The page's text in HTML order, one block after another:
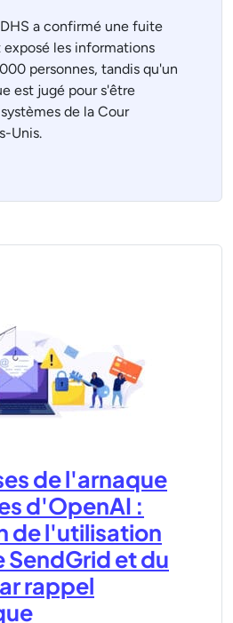
a confirmé une fuite
exposé les informations
personnes, tandis qu'un
est jugé pour s'être
de la Cour
Unis.
de l'arnaque
d'OpenAI :
de l'utilisation
SendGrid et du
rappel